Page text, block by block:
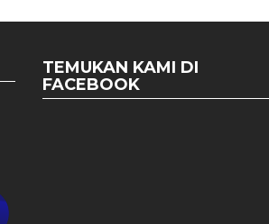
TEMUKAN KAMI DI
FACEBOOK